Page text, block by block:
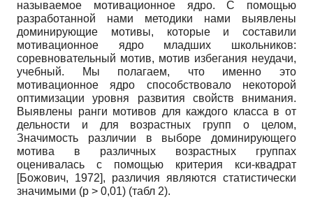
называемое мотивационное ядро. С помощью
разработанной нами методики нами выявлены
доминирующие мотивы, которые и составили
мотивационное ядро младших школьников:
соревновательный мотив, мотив избегания неудачи,
учебный. Мы полагаем, что именно это
мотивационное ядро способствовало некоторой
оптимизации уровня развития свойств внимания.
Выявлены ранги мотивов для каждого класса в от
дельности и для возрастных групп о целом,
Значимость различии в выборе доминирующего
мотива в различных возрастных группах
оценивалась с помощью критерия кси-квадрат
[Божович, 1972], различия являются статистически
значимыми (р > 0,01) (табл 2).